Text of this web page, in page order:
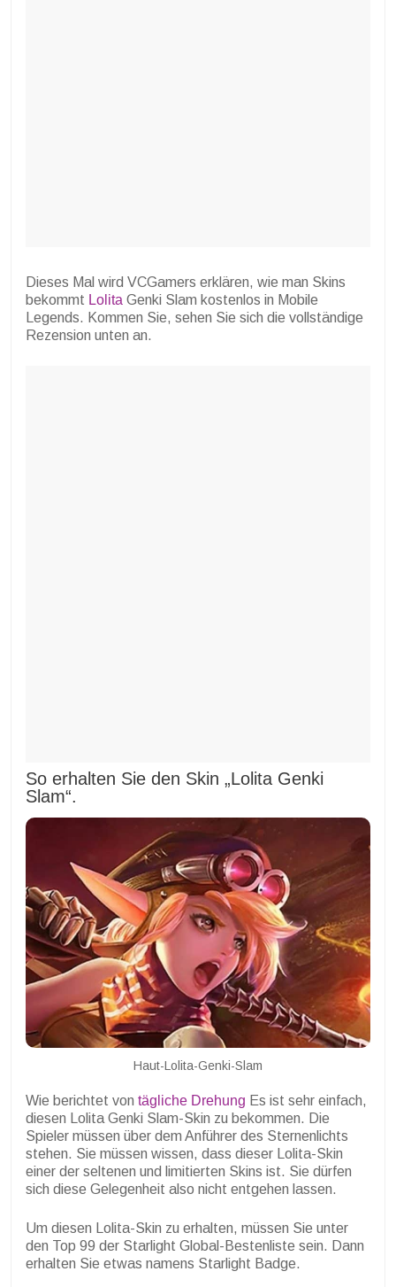
Dieses Mal wird VCGamers erklären, wie man Skins
bekommt Lolita Genki Slam kostenlos in Mobile
Legends. Kommen Sie, sehen Sie sich die vollständige
Rezension unten an.
So erhalten Sie den Skin „Lolita Genki
Slam“.
Haut-Lolita-Genki-Slam
Wie berichtet von tägliche Drehung Es ist sehr einfach,
diesen Lolita Genki Slam-Skin zu bekommen. Die
Spieler müssen über dem Anführer des Sternenlichts
stehen. Sie müssen wissen, dass dieser Lolita-Skin
einer der seltenen und limitierten Skins ist. Sie dürfen
sich diese Gelegenheit also nicht entgehen lassen.
Um diesen Lolita-Skin zu erhalten, müssen Sie unter
den Top 99 der Starlight Global-Bestenliste sein. Dann
erhalten Sie etwas namens Starlight Badge.